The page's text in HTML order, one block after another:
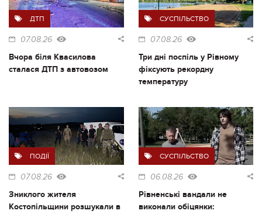
ДТП
07.08.26
Вчора біля Квасилова
сталася ДТП з автовозом
СУСПІЛЬСТВО
07.08.26
Три дні поспіль у Рівному
фіксують рекордну
температуру
ПОДІЇ
07.08.26
Зниклого жителя
Костопільщини розшукали в
СУСПІЛЬСТВО
06.08.26
Рівненські вандали не
виконали обіцянки: